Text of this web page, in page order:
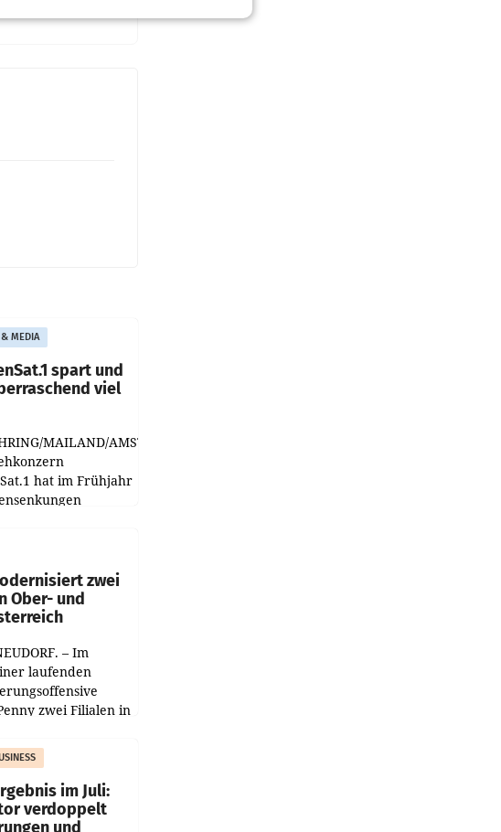
MEDIA
spart und
viel
MAILAND/AMSTERDAM.
hat im Frühjahr
die
deutlich
zwei
Ober- und
– Im
laufenden
zwei Filialen in
Standorte liegen in
im rund
im Juli:
verdoppelt
und